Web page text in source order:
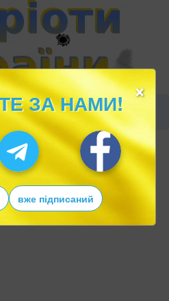
×
ЗА НАМИ!
вже підписаний